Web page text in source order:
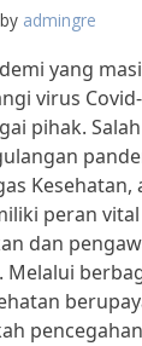
by admingre
yang
virus
pihak.
Kesehatan,
peran
dan
Melalui